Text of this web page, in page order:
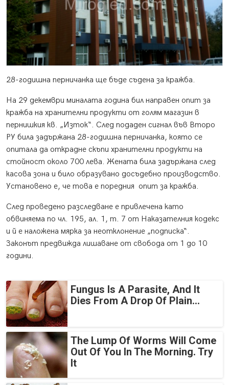
28-годишна перничанка ще бъде съдена за кражба.
На 29 декември миналата година бил направен опит за
кражба на хранителни продукти от голям магазин в
пернишкия кв. „Изток“. След подаден сигнал във Второ
РУ била задържана 28-годишна перничанка, която се
опитала да открадне скъпи хранителни продукти на
стойност около 700 лева. Жената била задържана след
касова зона и било образувано досъдебно производство.
Установено е, че това е поредния опит за кражба.
След проведено разследване е привлечена като
обвиняема по чл. 195, ал. 1, т. 7 от Наказателния кодекс
и й е наложена мярка за неотклонение „подписка“.
Законът предвижда лишаване от свобода от 1 до 10
години.
Fungus Is A Parasite, And It
Dies From A Drop Of Plain...
The Lump Of Worms Will Come
Out Of You In The Morning. Try
It